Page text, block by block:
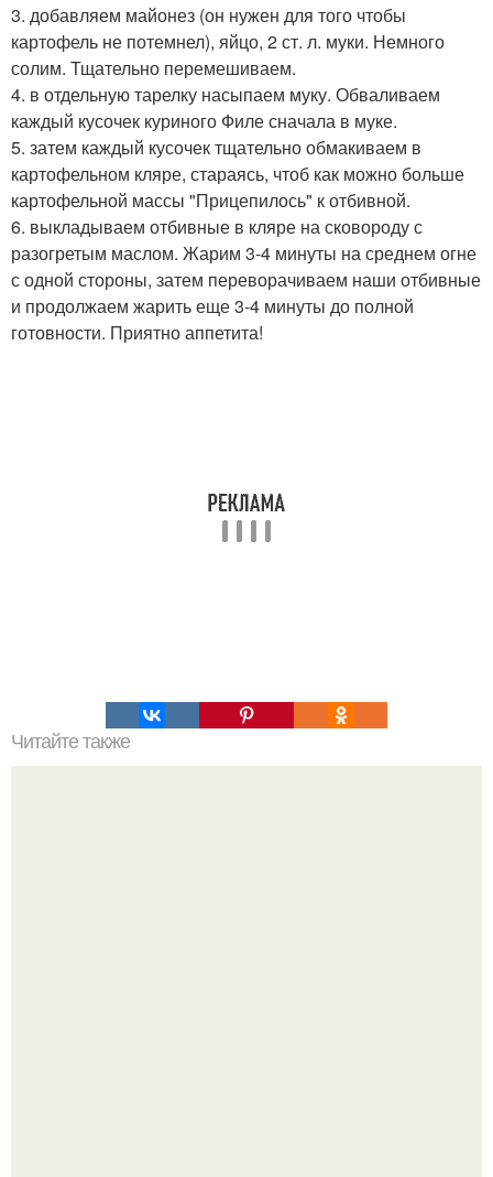
3. добавляем майонез (он нужен для того чтобы
картофель не потемнел), яйцо, 2 ст. л. муки. Немного
солим. Тщательно перемешиваем.
4. в отдельную тарелку насыпаем муку. Обваливаем
каждый кусочек куриного Филе сначала в муке.
5. затем каждый кусочек тщательно обмакиваем в
картофельном кляре, стараясь, чтоб как можно больше
картофельной массы "Прицепилось" к отбивной.
6. выкладываем отбивные в кляре на сковороду с
разогретым маслом. Жарим 3-4 минуты на среднем огне
с одной стороны, затем переворачиваем наши отбивные
и продолжаем жарить еще 3-4 минуты до полной
готовности. Приятно аппетита!
Читайте также